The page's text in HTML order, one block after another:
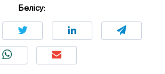
Бөлісу: